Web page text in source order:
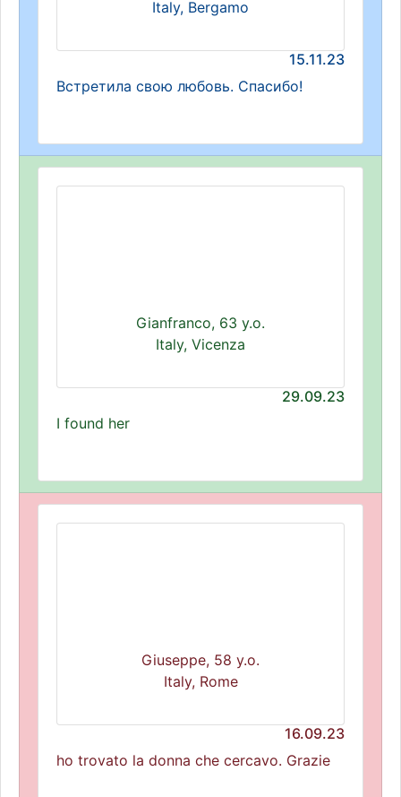
Italy, Bergamo
15.11.23
Встретила свою любовь. Спасибо!
Gianfranco, 63 y.o.
Italy, Vicenza
29.09.23
I found her
Giuseppe, 58 y.o.
Italy, Rome
16.09.23
ho trovato la donna che cercavo. Grazie